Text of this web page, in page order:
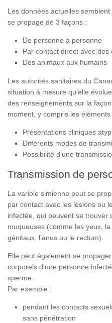
Les données actuelles
se propage de 3 façons :
De personne à personne
Par contact direct avec des
Des animaux aux humains
Les autorités sanitaires du
situation à mesure qu’elle
des renseignements sur la
moment, y compris les éléments
Présentations cliniques
Différents modes de
Possibilité d’une
Transmission de
La variole simienne peut se
par contact avec les lésions ou
infectée, qui peuvent se trouver
muqueuses (comme les yeux,
génitaux, l’anus ou le rectum).
Elle peut également se
corporels d’une personne
sperme.
Par exemple :
pendant les contacts
sans pénétration